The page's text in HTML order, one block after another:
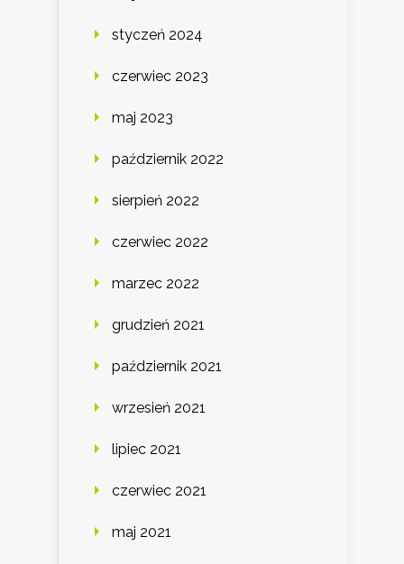
styczeń 2024
czerwiec 2023
maj 2023
październik 2022
sierpień 2022
czerwiec 2022
marzec 2022
grudzień 2021
październik 2021
wrzesień 2021
lipiec 2021
czerwiec 2021
maj 2021